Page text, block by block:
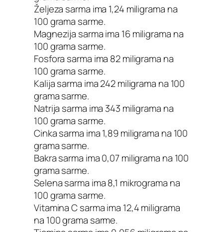
Željeza sarma ima 1,24 miligrama na
100 grama sarme.
Magnezija sarma ima 16 miligrama na
100 grama sarme.
Fosfora sarma ima 82 miligrama na
100 grama sarme.
Kalija sarma ima 242 miligrama na 100
grama sarme.
Natrija sarma ima 343 miligrama na
100 grama sarme.
Cinka sarma ima 1,89 miligrama na 100
grama sarme.
Bakra sarma ima 0,07 miligrama na 100
grama sarme.
Selena sarma ima 8,1 mikrograma na
100 grama sarme.
Vitamina C sarma ima 12,4 miligrama
na 100 grama sarme.